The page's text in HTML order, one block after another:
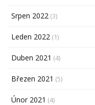
Srpen 2022 (3)
Leden 2022 (1)
Duben 2021 (4)
Březen 2021 (5)
Únor 2021 (4)